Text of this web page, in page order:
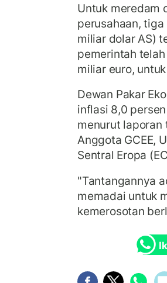
Untuk meredam
perusahaan,
miliar dolar AS)
pemerintah
miliar euro,
Dewan Pakar
inflasi 8,0
menurut laporan
Anggota GCEE,
Sentral Eropa
"Tantangannya
memadai untuk
kemerosotan